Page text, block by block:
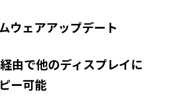
ウェアアップデート
由で他のディスプレイに
ー可能